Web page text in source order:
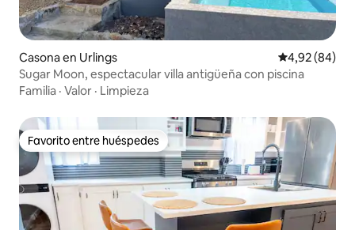
Casona en Urlings Calificación
4,92 (84)
Sugar Moon, espectacular villa antigüeña con piscina
Familia · Valor · Limpieza
Favorito entre huéspedes
Favorito entre huéspedes